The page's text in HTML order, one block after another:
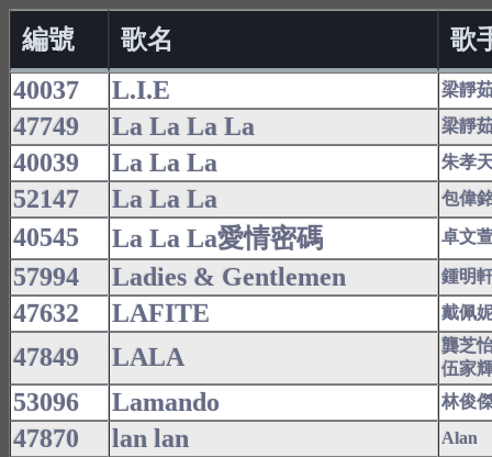
編號 歌名
歌
40037
L.I.E 梁靜
47749 La La La La 梁靜
40039 La La La 朱孝
52147 La La La 包偉
40545 La La La愛情密碼 卓文
57994 Ladies & Gentlemen 鍾明
47632 LAFITE 戴佩
47849 LALA
龔芝
伍家
53096 Lamando 林俊
47870 lan lan Alan